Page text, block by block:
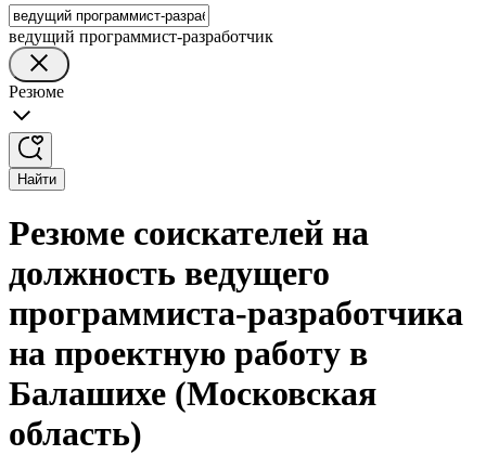
ведущий программист-разработчик
Резюме
Найти
Резюме соискателей на
должность ведущего
программиста-разработчика
на проектную работу в
Балашихе (Московская
область)